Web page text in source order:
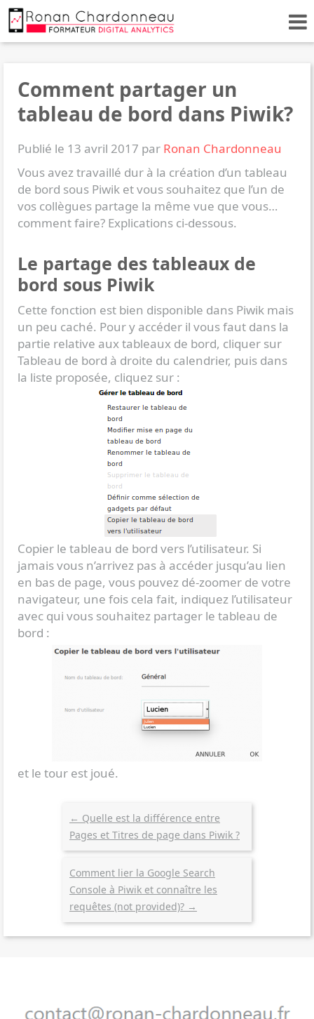
Comment partager un
tableau de bord dans Piwik?
Publié le 13 avril 2017 par Ronan Chardonneau
Vous avez travaillé dur à la création d’un tableau
de bord sous Piwik et vous souhaitez que l’un de
vos collègues partage la même vue que vous…
comment faire? Explications ci-dessous.
Le partage des tableaux de
bord sous Piwik
Cette fonction est bien disponible dans Piwik mais
un peu caché. Pour y accéder il vous faut dans la
partie relative aux tableaux de bord, cliquer sur
Tableau de bord à droite du calendrier, puis dans
la liste proposée, cliquez sur :
Copier le tableau de bord vers l’utilisateur. Si
jamais vous n’arrivez pas à accéder jusqu’au lien
en bas de page, vous pouvez dé-zoomer de votre
navigateur, une fois cela fait, indiquez l’utilisateur
avec qui vous souhaitez partager le tableau de
bord :
et le tour est joué.
← Quelle est la différence entre
Pages et Titres de page dans Piwik ?
Comment lier la Google Search
Console à Piwik et connaître les
requêtes (not provided)? →